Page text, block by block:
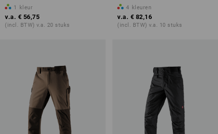
1 kleur
v.a. € 56,75
(incl. BTW) v.a. 20 stuks
4 kleuren
v.a. € 82,16
(incl. BTW) v.a. 10 stuks